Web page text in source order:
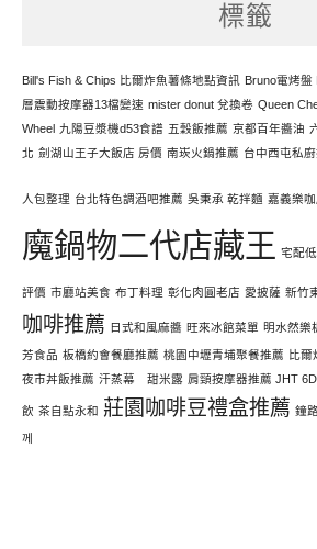
標籤
Bill's Fish & Chips 比爾炸魚薯條地點資訊 Bruno電烤盤
層震動按摩器13檔變速 mister donut 兌換卷 Queen
Wheel 九陽豆漿機d53食譜 五穀飯推薦 京都百年醬油
北 劍湖山王子大飯店 房價 南崁火鍋推薦 台中西屯私
人包整理 台北特色調酒吧推薦 吳秉承 乾拌麵 嘉義樂
魔鍋物二代店藏王 宅配
評價 市廳站美食 布丁料理 彰化肉圓老店 愛披薩 新竹
咖啡推薦 日式和風麻醬 旺來冰館菜單 明水然樂
芳食品 板橋約會餐廳推薦 桃園中壢青埔聚餐推薦 比爾
夜市丼飯推薦 汗蒸幕 甜米露 肩頸按摩器推薦 JHT
飲 茶自點永和 莊園咖啡豆禮盒推薦 鐘
께